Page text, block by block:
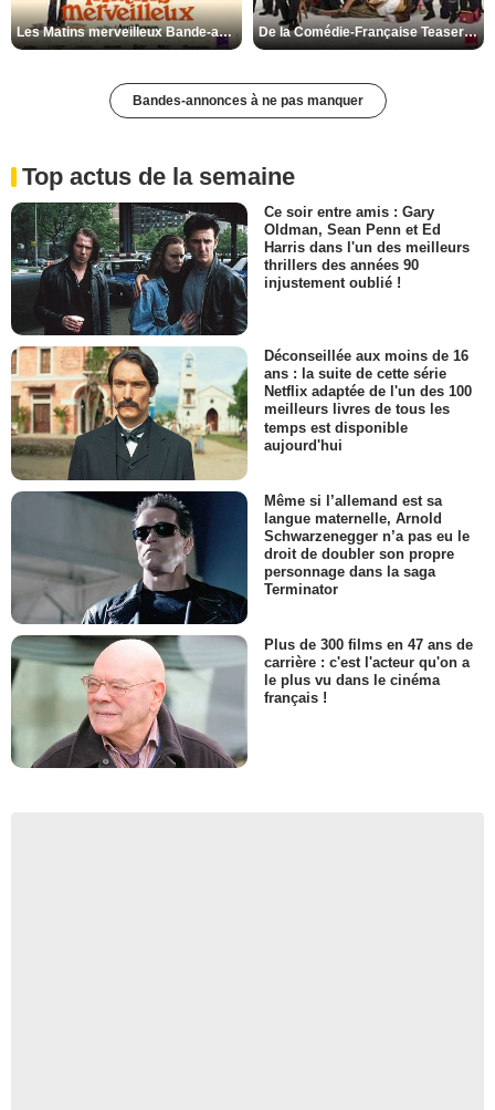
Les Matins merveilleux Bande-annonce VF De la Comédie-Française Teaser VF
Bandes-annonces à ne pas manquer
Top actus de la semaine
Ce soir entre amis : Gary
Oldman, Sean Penn et Ed
Harris dans l'un des meilleurs
thrillers des années 90
injustement oublié !
Déconseillée aux moins de 16
ans : la suite de cette série
Netflix adaptée de l'un des 100
meilleurs livres de tous les
temps est disponible
aujourd'hui
Même si l’allemand est sa
langue maternelle, Arnold
Schwarzenegger n’a pas eu le
droit de doubler son propre
personnage dans la saga
Terminator
Plus de 300 films en 47 ans de
carrière : c'est l'acteur qu'on a
le plus vu dans le cinéma
français !